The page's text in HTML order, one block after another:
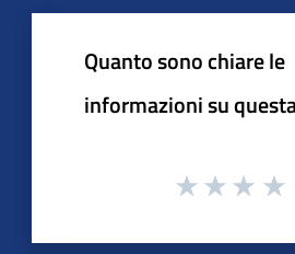
Quanto sono chiare le
informazioni su